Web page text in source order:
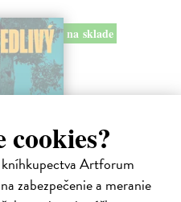
Artforum
zabezpečenie a meranie
na sklade